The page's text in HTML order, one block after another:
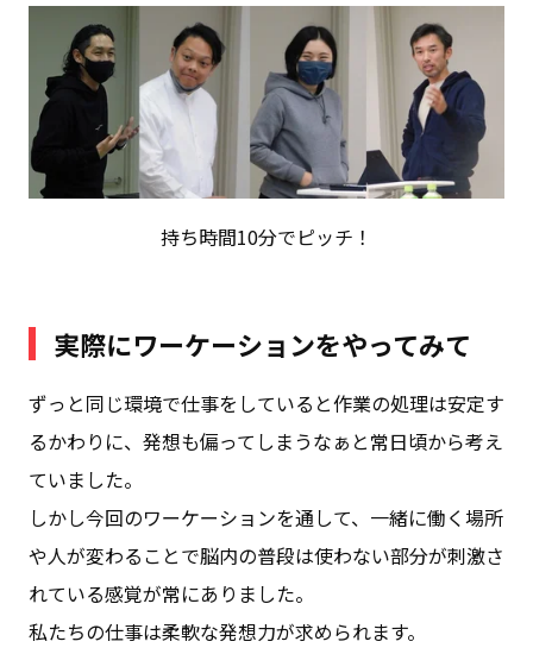
持ち時間10分でピッチ！
実際にワーケーションをやってみて
ずっと同じ環境で仕事をしていると作業の処理は安定す
るかわりに、発想も偏ってしまうなぁと常日頃から考え
ていました。
しかし今回のワーケーションを通して、一緒に働く場所
や人が変わることで脳内の普段は使わない部分が刺激さ
れている感覚が常にありました。
私たちの仕事は柔軟な発想力が求められます。